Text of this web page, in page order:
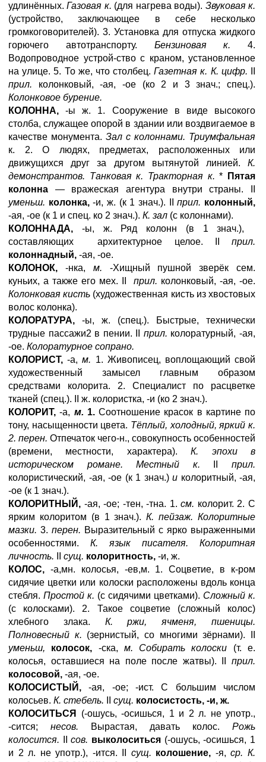
удлинённых.Газовая к. (для нагрева воды). Звуковая к.
(устройство, заключающее в себе несколько
громкоговорителей). 3. Установка для отпуска жидкого
горючего автотранспорту. Бензиновая к. 4.
Водопроводное устрой-ство с краном, установленное
на улице. 5. То же, что столбец.Газетная к. К. цифр.
прил. колонковый, -ая, -ое (ко 2 и 3 знач.; спец.).
Колонковое бурение.
КОЛОННА, -ы ж. 1. Сооружение в виде высокого
столба, служащее опорой в здании или воздвигаемое в
качестве монумента. Зал с колоннами. Триумфальная
к. 2. О людях, предметах, расположенных или
движущихся друг за другом вытянутой линией. К.
демонстрантов. Танковая к. Тракторная к. * Пятая
колонна — вражеская агентура внутри страны. II
уменьш. колонка,-и, ж. (к 1 знач.). IIприл. колонный,
-ая, -ое (к 1 и спец. ко 2 знач.). К. зал (с колоннами).
КОЛОННАДА, -ы, ж. Ряд колонн (в 1 знач.),
составляющих архитектурное целое. II прил.
колоннадный, -ая, -ое.
КОЛОНОК, -нка, м. -Хищный пушной зверёк сем.
куньих, а также его мех. II прил. колонковый, -ая, -ое.
Колонковая кисть (художественная кисть из хвостовых
волос колонка).
КОЛОРАТУРА, -ы, ж. (спец.). Быстрые, технически
трудные пассажи2 в пении. II прил. колоратурный, -ая,
-ое. Колоратурное сопрано.
КОЛОРИСТ, -а,м. 1. Живописец, воплощающий свой
художественный замысел главным образом
средствами колорита. 2. Специалист по расцветке
тканей (спец.). II ж. колористка, -и (ко 2 знач.).
КОЛОРИТ, -а, м. 1.Соотношение красок в картине по
тону, насыщенности цвета. Тёплый, холодный, яркий к.
2. перен. Отпечаток чего-н., совокупность особенностей
(времени, местности, характера).К. эпохи в
историческом романе. Местный к. IIприл.
колористический, -ая, -ое (к 1 знач.) и колоритный, -ая,
-ое (к 1 знач.).
КОЛОРИТНЫЙ, -ая, -ое; -тен, -тна. 1.см. колорит. 2. С
ярким колоритом (в 1 знач.).К. пейзаж. Колоритные
мазки. 3. перен. Выразительный с ярко выраженными
особенностями. К. язык писателя. Колоритная
личность.
сущ. колоритность, -и, ж.
КОЛОС, -а,мн. колосья, -ев,м. 1. Соцветие, в к-ром
сидячие цветки или колоски расположены вдоль конца
стебля. Простой к. (с сидячими цветками). Сложный к.
(с колосками). 2. Такое соцветие (сложный колос)
хлебного злака. К. ржи, ячменя, пшеницы.
Полновесный к. (зернистый, со многими зёрнами). II
уменьш, колосок, -ска, м. Собирать колоски (т. е.
колосья, оставшиеся на поле после жатвы). II прил.
колосовой, -ая, -ое.
КОЛОСИСТЫЙ, -ая, -ое; -ист. С большим числом
колосьев. К. стебель. сущ. колосистость, -и, ж.
КОЛОСИТЬСЯ
(-ошусь, -осишься, 1 и 2 л. не употр.,
-сится; несов. Вырастая, давать колос. Рожь
колосится. IIсов. выколоситься (-ошусь, -осишься, 1
и 2 л. не употр.), -ится. II сущ. колошение, -я,ср. К.